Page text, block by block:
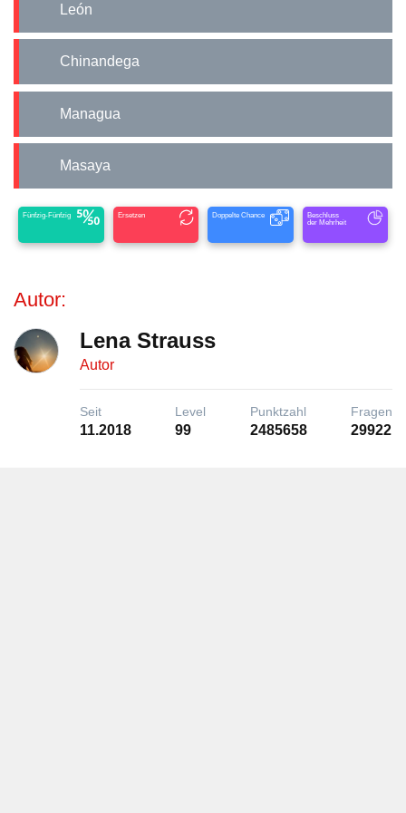
León
Chinandega
Managua
Masaya
Fünfzig-Fünfzig Ersetzen Doppelte Chance
Beschluss
der Mehrheit
Autor:
Lena Strauss
Autor
Seit
11.2018
Level
99
Punktzahl
2485658
Fragen
29922